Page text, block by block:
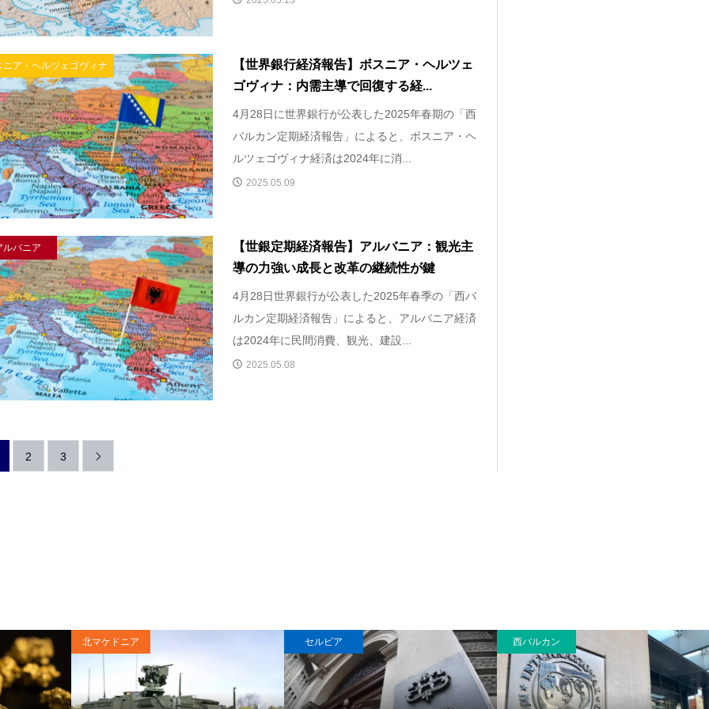
ニア・ヘルツェゴヴィナ
【世界銀行経済報告】ボスニア・ヘルツェ
ゴヴィナ：内需主導で回復する経...
4月28日に世界銀行が公表した2025年春期の「西
バルカン定期経済報告」によると、ボスニア・ヘ
ルツェゴヴィナ経済は2024年に消...
2025.05.09
ルバニア
【世銀定期経済報告】アルバニア：観光主
導の力強い成長と改革の継続性が鍵
4月28日世界銀行が公表した2025年春季の「西バ
ルカン定期経済報告」によると、アルバニア経済
は2024年に民間消費、観光、建設...
2025.05.08
2 3 
北マケドニア セルビア 西バルカン